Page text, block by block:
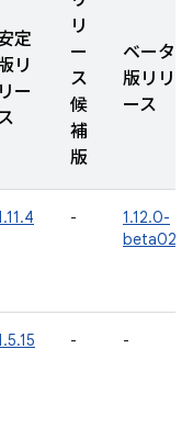
定
リ
リー
リ
ー
ス
候
補
版
ベータ
版リリ
ース
-
1.12.0-
beta02
- -